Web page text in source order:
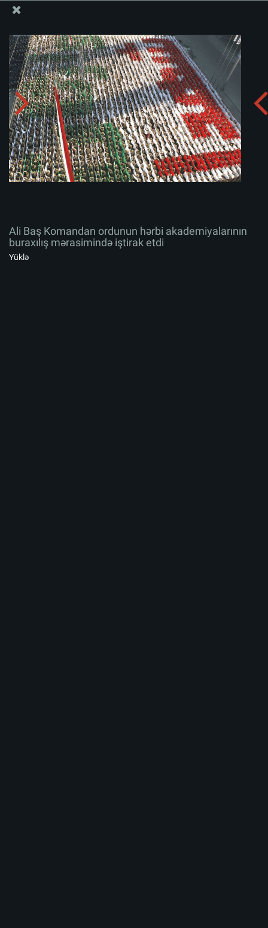
Ali Baş Komandan ordunun hərbi akademiyalarının
buraxılış mərasimində iştirak etdi
Albomu yüklə:
Ali Baş Komandan ordunun hərbi akademiyalarının
buraxılış mərasimində iştirak etdi
Yüklə